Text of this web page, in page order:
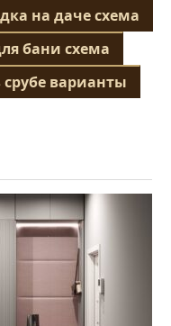
на даче схема
бани схема
срубе варианты